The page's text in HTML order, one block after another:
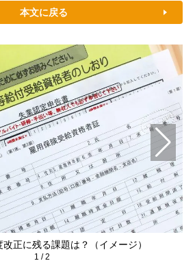
本文に戻る
正に残る課題は？（イメージ）
1 /2